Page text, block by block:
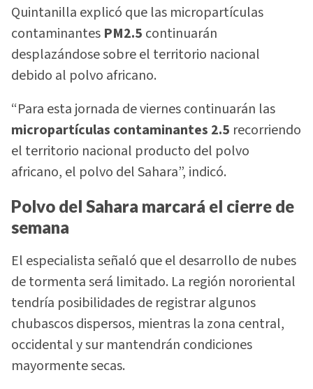
Quintanilla explicó que las micropartículas
contaminantes PM2.5 continuarán
desplazándose sobre el territorio nacional
debido al polvo africano.
“Para esta jornada de viernes continuarán las
micropartículas contaminantes 2.5 recorriendo
el territorio nacional producto del polvo
africano, el polvo del Sahara”, indicó.
Polvo del Sahara marcará el cierre de
semana
El especialista señaló que el desarrollo de nubes
de tormenta será limitado. La región nororiental
tendría posibilidades de registrar algunos
chubascos dispersos, mientras la zona central,
occidental y sur mantendrán condiciones
mayormente secas.